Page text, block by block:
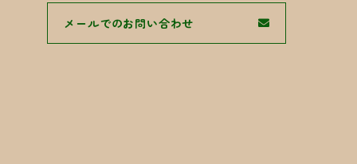
メールでのお問い合わせ